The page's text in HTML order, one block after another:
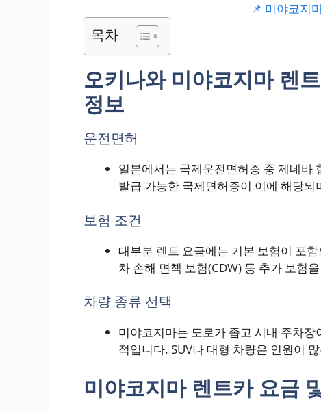
📌 미야코지
목차
오키나와 미야코지마 렌
정보
운전면허
일본에서는 국제운전면허증 중 제네바
발급 가능한 국제면허증이 이에 해당
보험 조건
대부분 렌트 요금에는 기본 보험이 포
차 손해 면책 보험(CDW) 등 추가 보험
차량 종류 선택
미야코지마는 도로가 좁고 시내 주차
적입니다. SUV나 대형 차량은 인원이
미야코지마 렌트카 요금